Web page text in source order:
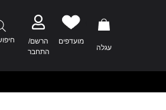
עגלה
מועדפים
הרשם/
התחבר